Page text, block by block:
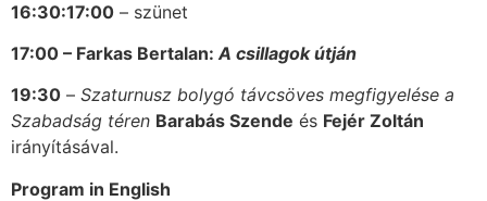
16:30:17:00 – szünet
17:00 – Farkas Bertalan:A csillagok útján
19:30 – Szaturnusz bolygó távcsöves megfigyelése a
Szabadság téren Barabás Szende és Fejér Zoltán
irányításával.
Program in English